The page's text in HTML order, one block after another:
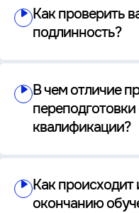
Как проверить
подлинность?
В чем отличие
квалификации?
Как происходит
окончанию